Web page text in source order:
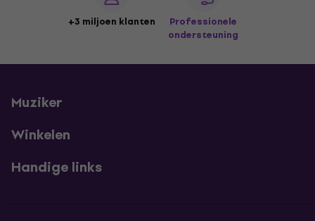
+3 miljoen klanten
Professionele
ondersteuning
Muziker
Winkelen
Handige links